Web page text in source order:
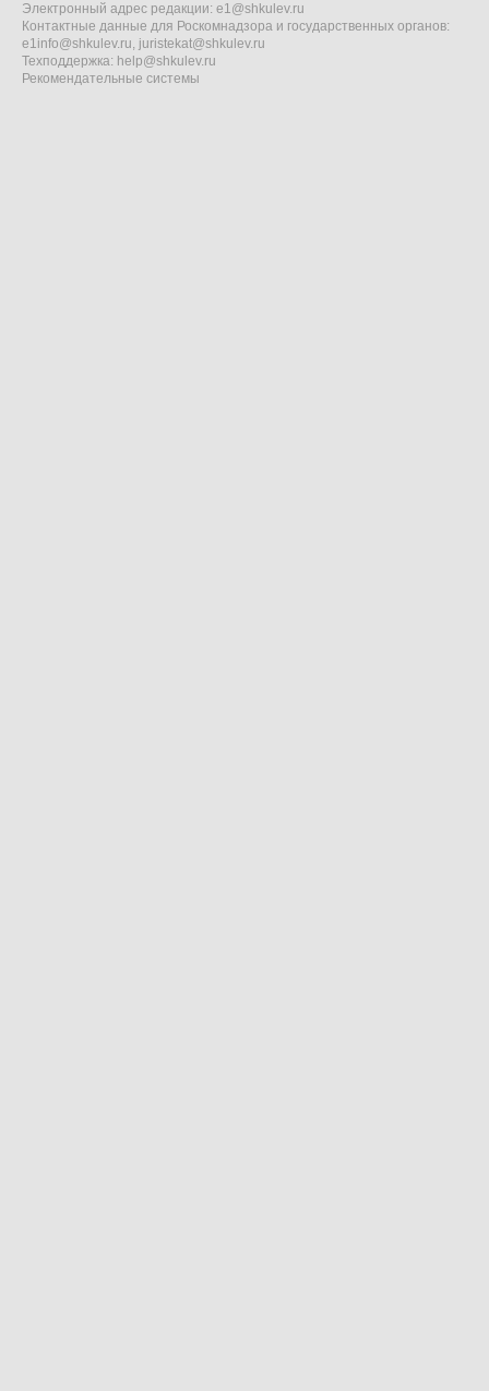
Электронный адрес редакции: e1@shkulev.ru
Контактные данные для Роскомнадзора и государственных органов:
e1info@shkulev.ru, juristekat@shkulev.ru
Техподдержка: help@shkulev.ru
Рекомендательные системы